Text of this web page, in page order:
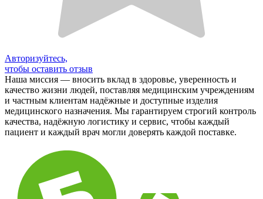
Авторизуйтесь,
чтобы оставить отзыв
Наша миссия — вносить вклад в здоровье, уверенность и
качество жизни людей, поставляя медицинским учреждениям
и частным клиентам надёжные и доступные изделия
медицинского назначения. Мы гарантируем строгий контроль
качества, надёжную логистику и сервис, чтобы каждый
пациент и каждый врач могли доверять каждой поставке.